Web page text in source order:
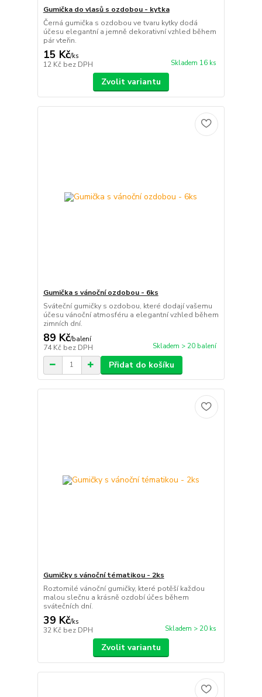
Gumička do vlasů s ozdobou - kytka
Černá gumička s ozdobou ve tvaru kytky dodá
účesu elegantní a jemně dekorativní vzhled během
pár vteřin.
15 Kč/ks
12 Kč bez DPH Skladem 16 ks
Zvolit variantu
Gumička s vánoční ozdobou - 6ks
Sváteční gumičky s ozdobou, které dodají vašemu
účesu vánoční atmosféru a elegantní vzhled během
zimních dní.
89 Kč/balení
74 Kč bez DPH Skladem > 20 balení
Přidat do košíku
Gumičky s vánoční tématikou - 2ks
Roztomilé vánoční gumičky, které potěší každou
malou slečnu a krásně ozdobí účes během
svátečních dní.
39 Kč/ks
32 Kč bez DPH Skladem > 20 ks
Zvolit variantu